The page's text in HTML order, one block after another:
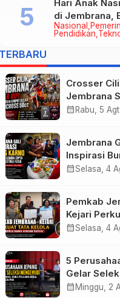
Nasional
Pendidikan
Hari Anak
di Jembrana,
Kembang
Pentingnya
TERBARU
Crosser
Jembrana
Sapu Bersih
calendar_month Rabu, 5
Jembrana
Inspirasi
melalui
calendar_monthSelasa, 4
Pemkab
Kejari
Kelola
calendar_monthSelasa, 4
5
Gelar
calendar_month Minggu, 2